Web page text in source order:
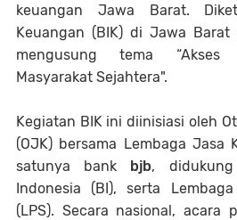
keuangan Jawa Barat.
Keuangan (BIK) di Jawa
mengusung tema “Akses
Masyarakat Sejahtera".
Kegiatan BIK ini diinisiasi oleh
(OJK) bersama Lembaga Jasa
satunya bank bjb,
Indonesia (BI), serta
(LPS). Secara nasional, acara